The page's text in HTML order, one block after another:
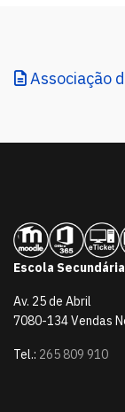
Associação
Escola
Av. 25 de Abril
7080-134 Vendas
Tel.: 265 809 910